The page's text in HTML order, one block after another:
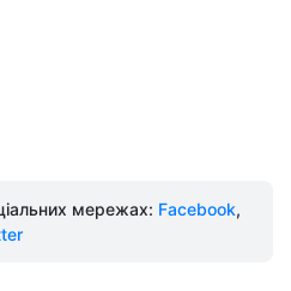
мережах: Facebook,